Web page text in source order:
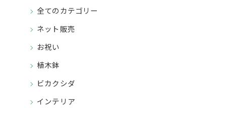
全てのカテゴリー
ネット販売
お祝い
植木鉢
ビカクシダ
インテリア